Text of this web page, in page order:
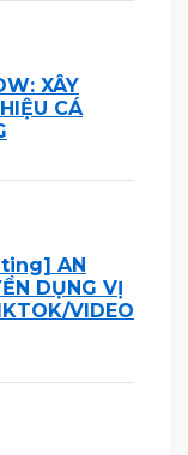
XÂY
CÁ
AN
DỤNG VỊ
VIDEO